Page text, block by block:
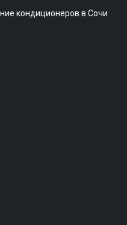
кондиционеров в Сочи